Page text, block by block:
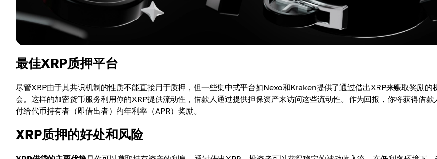
最佳XRP质押平台
尽管XRP由于其共识机制的性质不能直接用于质押，但一些集中式平台如Nexo和Kraken提供了通过借出XRP来赚取奖励的
会。这样的加密货币服务利用你的XRP提供流动性，借款人通过提供担保资产来访问这些流动性。作为回报，你将获得借款
付给代币持有者（即借出者）的年利率（APR）奖励。
XRP质押的好处和风险